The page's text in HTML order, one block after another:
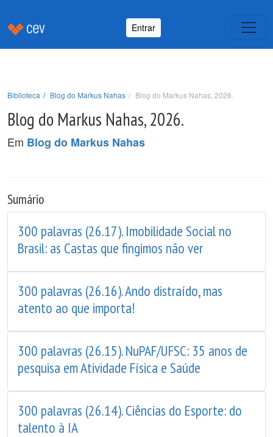
Entrar
Biblioteca Blog do Markus Nahas Blog do Markus Nahas, 2026.
Blog do Markus Nahas, 2026.
Em Blog do Markus Nahas
Sumário
300 palavras (26.17). Imobilidade Social no
Brasil: as Castas que fingimos não ver
300 palavras (26.16). Ando distraído, mas
atento ao que importa!
300 palavras (26.15). NuPAF/UFSC: 35 anos de
pesquisa em Atividade Física e Saúde
300 palavras (26.14). Ciências do Esporte: do
talento à IA